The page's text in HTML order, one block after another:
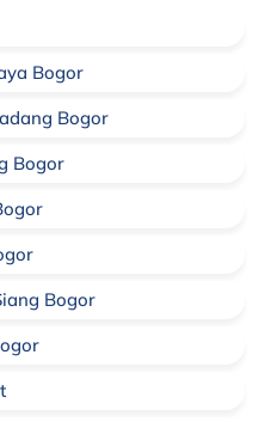
Bogor
Bogor
Bogor
Bogor